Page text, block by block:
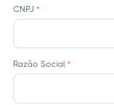
CNPJ*
Razão Social*